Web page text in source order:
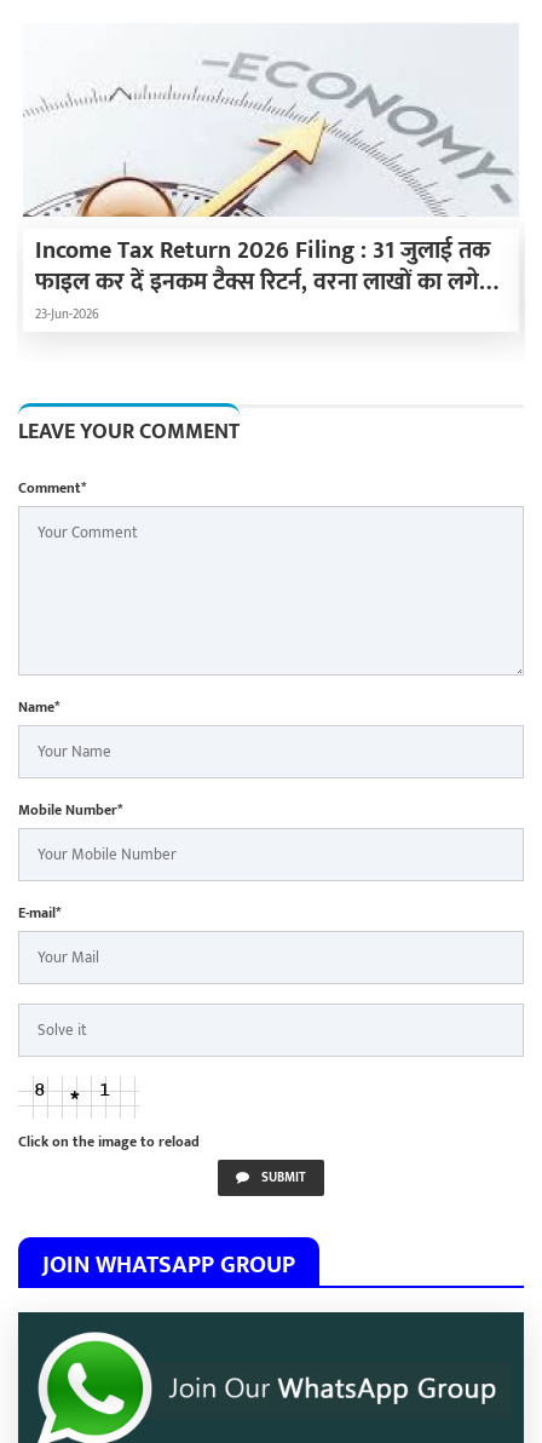
Income Tax Return 2026 Filing : 31 जुलाई तक
फाइल कर दें इनकम टैक्स रिटर्न, वरना लाखों का लगेगा
जुर्माना
23-Jun-2026
LEAVE YOUR COMMENT
Comment*
Name*
Mobile Number*
E-mail*
Click on the image to reload
SUBMIT
JOIN WHATSAPP GROUP